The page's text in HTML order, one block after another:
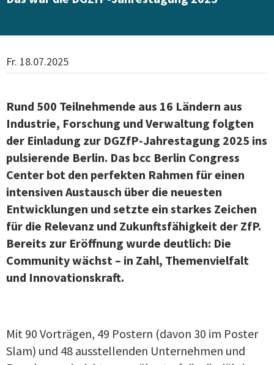
Fr. 18.07.2025
Rund 500 Teilnehmende aus 16 Ländern aus
Industrie, Forschung und Verwaltung folgten
der Einladung zur DGZfP-Jahrestagung 2025 ins
pulsierende Berlin. Das bcc Berlin Congress
Center bot den perfekten Rahmen für einen
intensiven Austausch über die neuesten
Entwicklungen und setzte ein starkes Zeichen
für die Relevanz und Zukunftsfähigkeit der ZfP.
Bereits zur Eröffnung wurde deutlich: Die
Community wächst – in Zahl, Themenvielfalt
und Innovationskraft.
Mit 90 Vorträgen, 49 Postern (davon 30 im Poster
Slam) und 48 ausstellenden Unternehmen und